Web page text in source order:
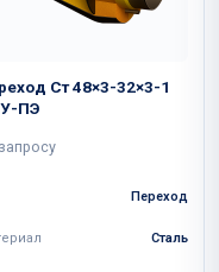
Ст 48×3-32×3-1
ПЭ
Переход
Сталь